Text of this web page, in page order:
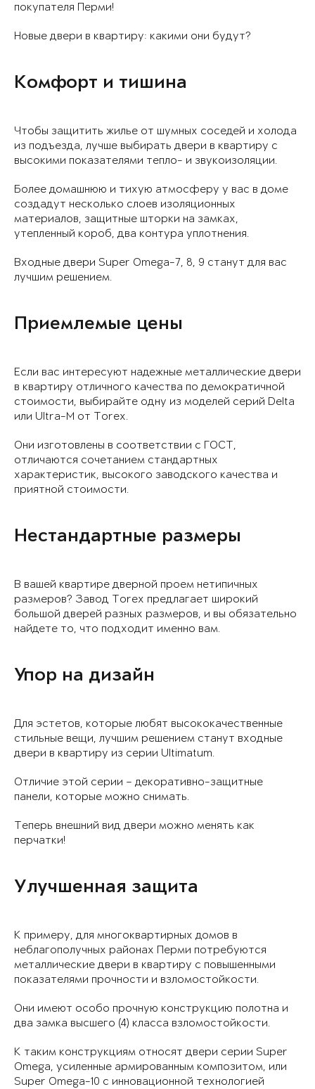
покупателя Перми!
Новые двери в квартиру: какими они будут?
Комфорт и тишина
Чтобы защитить жилье от шумных соседей и холода
из подъезда, лучше выбирать двери в квартиру с
высокими показателями тепло- и звукоизоляции.
Более домашнюю и тихую атмосферу у вас в доме
создадут несколько слоев изоляционных
материалов, защитные шторки на замках,
утепленный короб, два контура уплотнения.
Входные двери Super Omega-7, 8, 9 станут для вас
лучшим решением.
Приемлемые цены
Если вас интересуют надежные металлические двери
в квартиру отличного качества по демократичной
стоимости, выбирайте одну из моделей серий Delta
или Ultra-M от Torex.
Они изготовлены в соответствии с ГОСТ,
отличаются сочетанием стандартных
характеристик, высокого заводского качества и
приятной стоимости.
Нестандартные размеры
В вашей квартире дверной проем нетипичных
размеров? Завод Torex предлагает широкий
большой дверей разных размеров, и вы обязательно
найдете то, что подходит именно вам.
Упор на дизайн
Для эстетов, которые любят высококачественные
стильные вещи, лучшим решением станут входные
двери в квартиру из серии Ultimatum.
Отличие этой серии – декоративно-защитные
панели, которые можно снимать.
Теперь внешний вид двери можно менять как
перчатки!
Улучшенная защита
К примеру, для многоквартирных домов в
неблагополучных районах Перми потребуются
металлические двери в квартиру с повышенными
показателями прочности и взломостойкости.
Они имеют особо прочную конструкцию полотна и
два замка высшего (4) класса взломостойкости.
К таким конструкциям относят двери серии Super
Omega, усиленные армированным композитом, или
Super Omega-10 с инновационной технологией